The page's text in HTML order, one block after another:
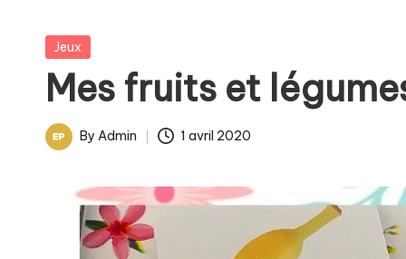
e
e
t
les
goûts,
des
pour
jours.
Posted
Jeux
Mes fruits et
Posted
By Admin 1 avril 2020